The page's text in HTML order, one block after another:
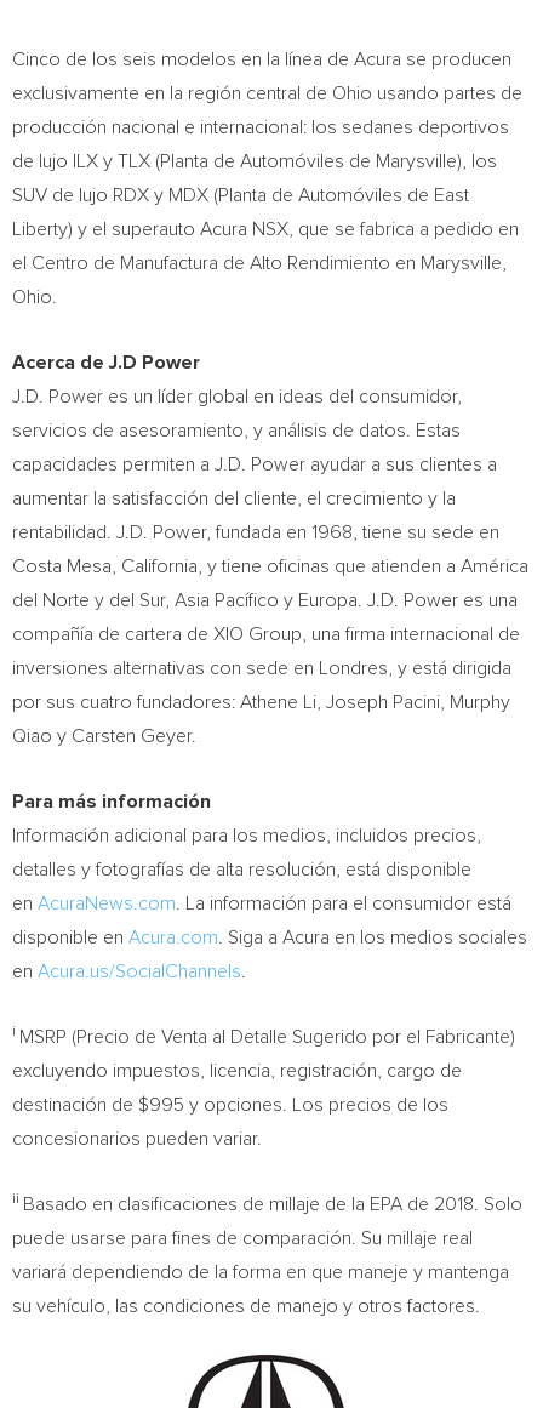
Cinco de los seis modelos en la línea de Acura se producen
exclusivamente en la región central de Ohio usando partes de
producción nacional e internacional: los sedanes deportivos
de lujo ILX y TLX (Planta de Automóviles de Marysville), los
SUV de lujo RDX y MDX (Planta de Automóviles de East
Liberty) y el superauto Acura NSX, que se fabrica a pedido en
el Centro de Manufactura de Alto Rendimiento en Marysville,
Ohio
Acerca de J.D Power
J.D. Power es un líder global en ideas del consumidor,
servicios de asesoramiento, y análisis de datos. Estas
capacidades permiten a J.D. Power ayudar a sus clientes a
aumentar la satisfacción del cliente, el crecimiento y la
rentabilidad. J.D. Power, fundada en 1968, tiene su sede en
Costa Mesa, California , y tiene oficinas que atienden a América
del Norte y del Sur, Asia Pacífico y Europa. J.D. Power es una
compañía de cartera de XIO Group, una firma internacional de
inversiones alternativas con sede en Londres, y está dirigida
por sus cuatro fundadores: Athene Li Joseph Pacini , Murphy
Qiao y Carsten Geyer.
Para más información
Información adicional para los medios, incluidos precios,
detalles y fotografías de alta resolución, está disponible
en AcuraNews.com . La información para el consumidor está
disponible en Acura.com . Siga a Acura en los medios sociales
en Acura.us/SocialChannels
i MSRP (Precio de Venta al Detalle Sugerido por el Fabricante)
excluyendo impuestos, licencia, registración, cargo de
destinación de $995 y opciones. Los precios de los
concesionarios pueden variar.
ii Basado en clasificaciones de millaje de la EPA de 2018. Solo
puede usarse para fines de comparación. Su millaje real
variará dependiendo de la forma en que maneje y mantenga
su vehículo, las condiciones de manejo y otros factores.